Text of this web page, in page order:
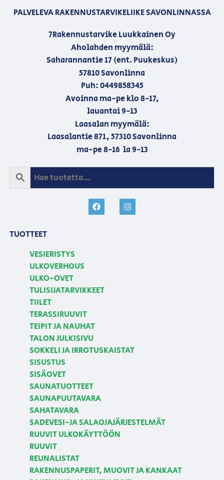
PALVELEVA RAKENNUSTARVIKELIIKE SAVONLINNASSA
7Rakennustarvike Luukkainen Oy
Aholahden myymälä:
Saharannantie 17 (ent. Puukeskus)
57810 Savonlinna
Puh: 0449858345
Avoinna ma-pe klo 8-17,
lauantai 9-13
Laasalan myymälä:
Laasalantie 871, 57310 Savonlinna
ma-pe 8-16 la 9-13
TUOTTEET
VESIERISTYS
ULKOVERHOUS
ULKO-OVET
TULISIJATARVIKKEET
TIILET
TERASSIRUUVIT
TEIPIT JA NAUHAT
TALON JULKISIVU
SOKKELI JA IRROTUSKAISTAT
SISUSTUS
SISÄOVET
SAUNATUOTTEET
SAUNAPUUTAVARA
SAHATAVARA
SADEVESI-JA SALAOJAJÄRJESTELMÄT
RUUVIT ULKOKÄYTTÖÖN
RUUVIT
REUNALISTAT
RAKENNUSPAPERIT, MUOVIT JA KANKAAT